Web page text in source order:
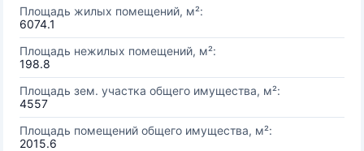
Площадь жилых помещений, м²:
6074.1
Площадь нежилых помещений, м²:
198.8
Площадь зем. участка общего имущества, м²:
4557
Площадь помещений общего имущества, м²:
2015.6